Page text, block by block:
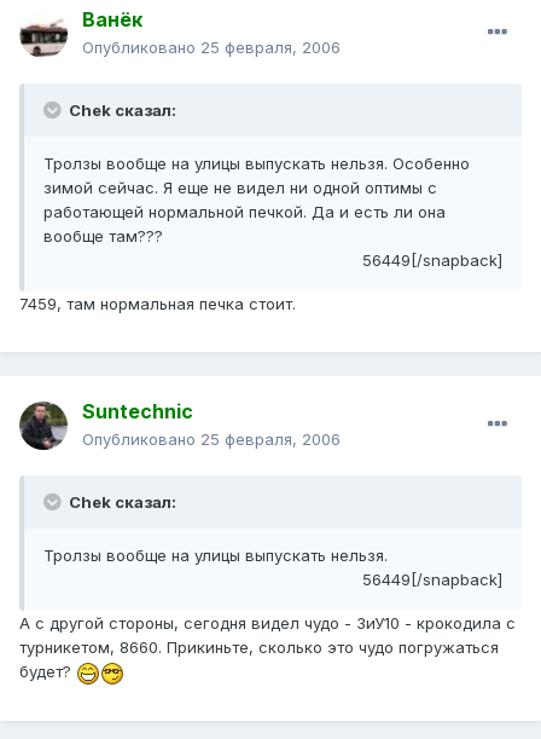
Ванёк
Опубликовано 25 февраля, 2006
Chek сказал:
Тролзы вообще на улицы выпускать нельзя. Особенно
зимой сейчас. Я еще не видел ни одной оптимы с
работающей нормальной печкой. Да и есть ли она
вообще там???
56449[/snapback]
7459, там нормальная печка стоит.
Suntechnic
Опубликовано 25 февраля, 2006
Chek сказал:
Тролзы вообще на улицы выпускать нельзя.
56449[/snapback]
А с другой стороны, сегодня видел чудо - ЗиУ10 - крокодила с
турникетом, 8660. Прикиньте, сколько это чудо погружаться
будет?